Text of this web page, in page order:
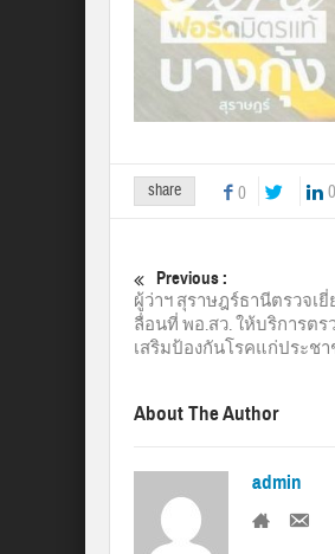
share 0 0
Previous :
ผู้ว่าฯ สุราษฎร์ธานีตรวจ
ลื่อนที่ พอ.สว. ให้บริการต
เสริมป้องกันโรคแก่ประช
About The Author
admin